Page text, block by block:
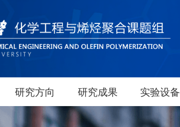
研究方向 研究成果 实验设备